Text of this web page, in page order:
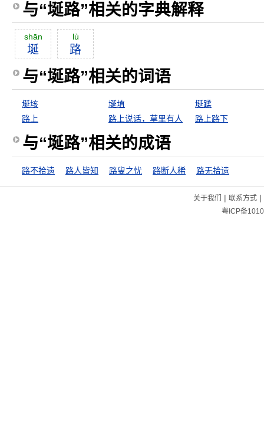
与“埏路”相关的字典解释
shān
埏
lù
路
与“埏路”相关的词语
埏垓 埏埴
埏蹂
路上
路上说话，草里有人 路上路下
与“埏路”相关的成语
路不拾遗 路人皆知 路叟之忧 路断人稀 路无拾遗
关于我们 | 联系方式|
粤ICP备